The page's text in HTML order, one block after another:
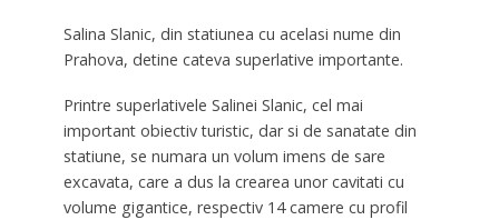
Salina Slanic, din statiunea cu acelasi nume din
Prahova, detine cateva superlative importante.
Printre superlativele Salinei Slanic, cel mai
important obiectiv turistic, dar si de sanatate din
statiune, se numara un volum imens de sare
excavata, care a dus la crearea unor cavitati cu
volume gigantice, respectiv 14 camere cu profil